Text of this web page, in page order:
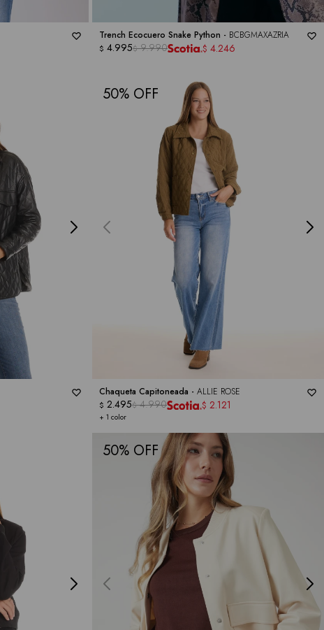
Trench Ecocuero Snake Python - BCBGMAXAZRIA
$ 4.995$ 9.990 $ 4.246
50
Chaqueta Capitoneada - ALLIE ROSE
+ 1 color
$ 2.495$ 4.990 $ 2.121
50